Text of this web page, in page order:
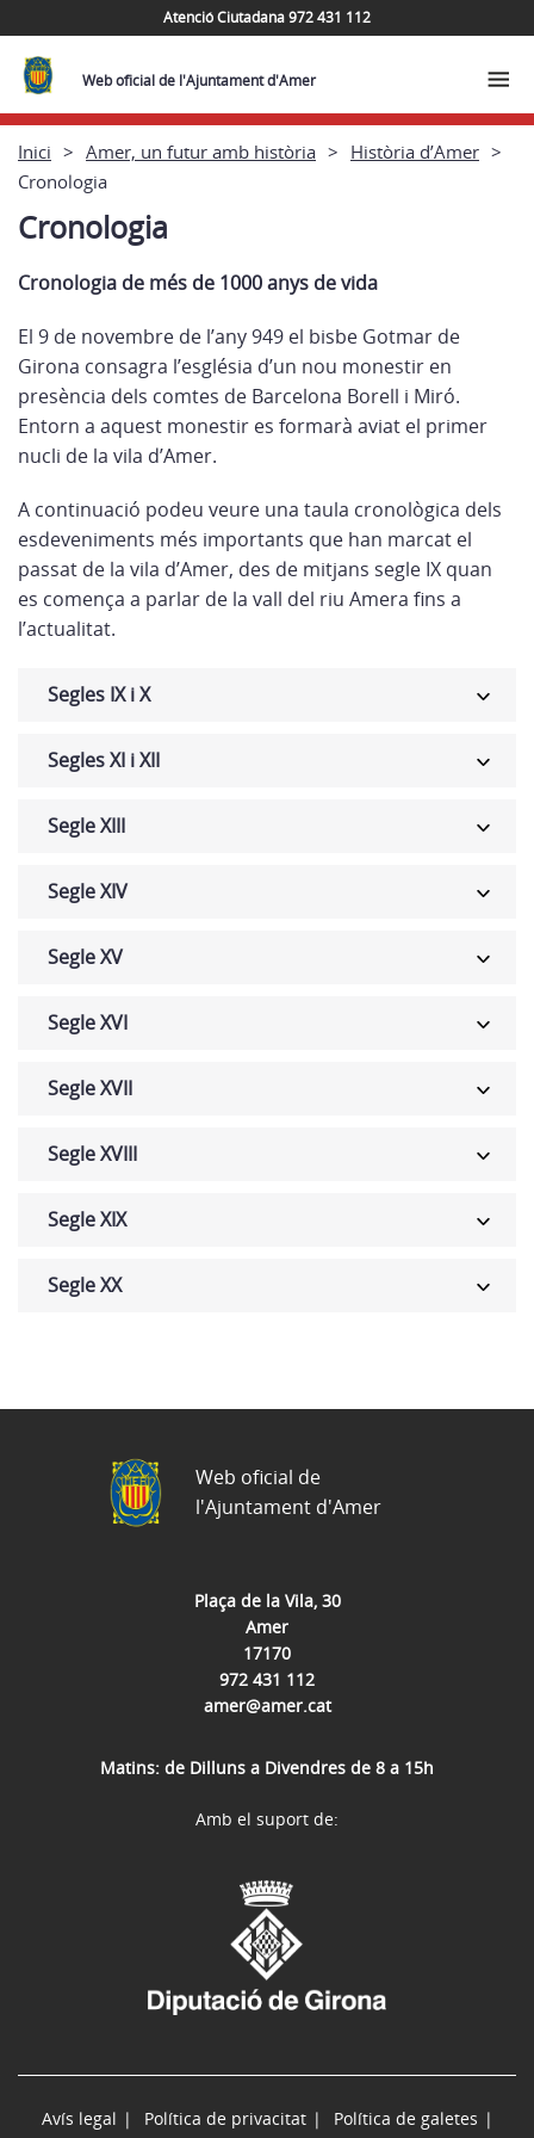
Atenció Ciutadana 972 431 112
Web oficial de l'Ajuntament d'Amer
Inici Amer, un futur amb història
Història d’Amer
Cronologia
Cronologia
Cronologia de més de 1000 anys de vida
El 9 de novembre de l’any 949 el bisbe Gotmar de
Girona consagra l’església d’un nou monestir en
presència dels comtes de Barcelona Borell i Miró.
Entorn a aquest monestir es formarà aviat el primer
nucli de la vila d’Amer.
A continuació podeu veure una taula cronològica dels
esdeveniments més importants que han marcat el
passat de la vila d’Amer, des de mitjans segle IX quan
es comença a parlar de la vall del riu Amera fins a
l’actualitat.
Segles IX i X
Segles XI i XII
Segle XIII
Segle XIV
Segle XV
Segle XVI
Segle XVII
Segle XVIII
Segle XIX
Segle XX
Plaça de la Vila, 30
Amer
17170
972 431 112
amer@amer.cat
Matins: de Dilluns a Divendres de 8 a 15h
Web oficial de
l'Ajuntament d'Amer
Avís legal Política de privacitat Política de galetes
Amb el suport de: